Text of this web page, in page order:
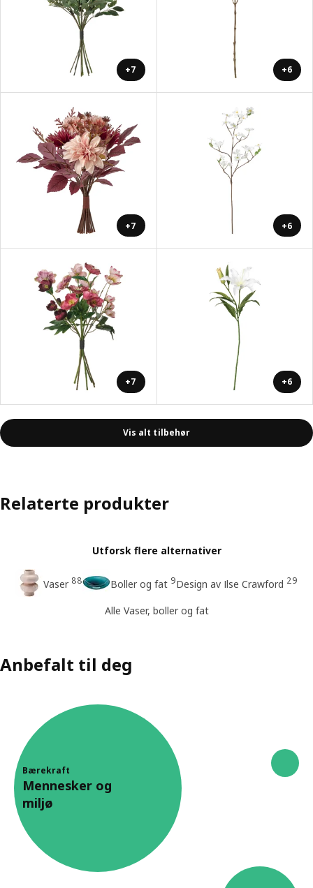
+7 +6
+7 +6
+7 +6
Vis alt tilbehør
Relaterte produkter
Utforsk flere alternativer
Vaser 88 Boller og fat 9Design av Ilse Crawford 29
Alle Vaser, boller og fat
Anbefalt til deg
Bærekraft
Mennesker og
miljø